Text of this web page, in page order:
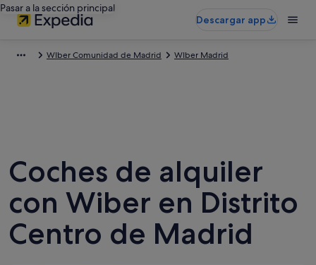
Pasar a la sección principal
Descargar app
WIber Comunidad de Madrid WIber Madrid
Coches de alquiler
con Wiber en Distrito
Centro de Madrid